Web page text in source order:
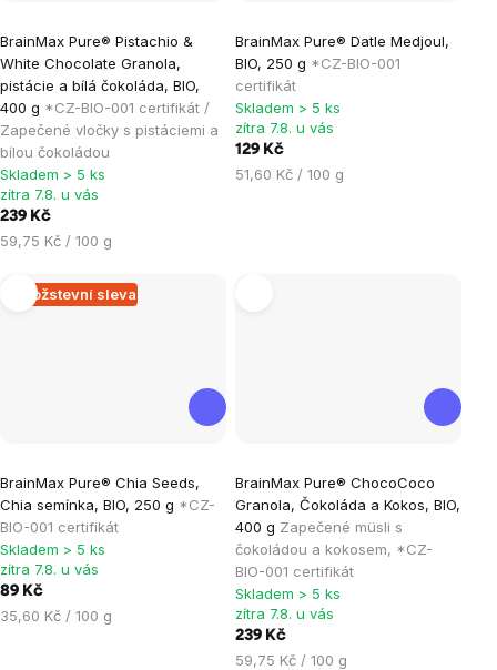
BrainMax Pure® Pistachio &
White Chocolate Granola,
pistácie a bílá čokoláda, BIO,
400 g *CZ-BIO-001 certifikát /
Zapečené vločky s pistáciemi a
bílou čokoládou
hodnocení
produktu
je
5,0
z
5
hvězdiček.
Skladem > 5 ks
zítra 7.8. u vás
239 Kč
Měrná
59,75 Kč / 100 g
BrainMax Pure® Datle Medjoul,
BIO, 250 g *CZ-BIO-001
certifikát
hodnocení
produktu
je
5,0
z
5
Skladem > 5 ks
zítra 7.8. u vás
129 Kč
Měrná
51,60 Kč / 100 g
Množstevní sleva
BrainMax Pure® Chia Seeds,
Chia semínka, BIO, 250 g *CZ-
BIO-001 certifikát
hodnocení
produktu
je
4,5
z
5
Skladem > 5 ks
zítra 7.8. u vás
89 Kč
Měrná
35,60 Kč / 100 g
BrainMax Pure® ChocoCoco
Granola, Čokoláda a Kokos, BIO,
400 g Zapečené müsli s
čokoládou a kokosem, *CZ-
BIO-001 certifikát
hodnocení
produktu
je
5,0
z
5
hvězdiček.
Skladem > 5 ks
zítra 7.8. u vás
239 Kč
Měrná
59,75 Kč / 100 g